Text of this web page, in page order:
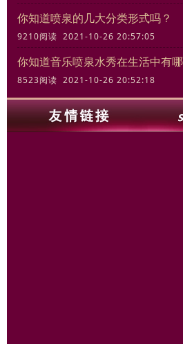
你知道喷泉的几大分类形式吗？
9210阅读 2021-10-26 20:57:05
你知道音乐喷泉水秀在生活中有
8523阅读 2021-10-26 20:52:18